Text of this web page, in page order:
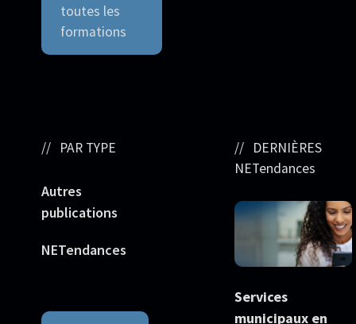
toutes les
formations
PAR TYPE
Autres
publications
NETendances
DERNIÈRES
NETendances
Services
municipaux en